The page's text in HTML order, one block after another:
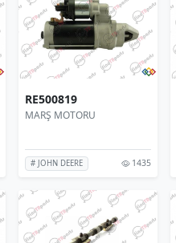
RE500819
MARŞ MOTORU
# JOHN DEERE 1435